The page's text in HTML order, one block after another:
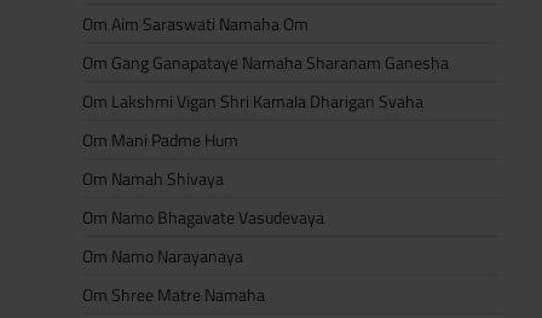
Om Aim Saraswati Namaha Om
Om Gang Ganapataye Namaha Sharanam Ganesha
Om Lakshmi Vigan Shri Kamala Dharigan Svaha
Om Mani Padme Hum
Om Namah Shivaya
Om Namo Bhagavate Vasudevaya
Om Namo Narayanaya
Om Shree Matre Namaha